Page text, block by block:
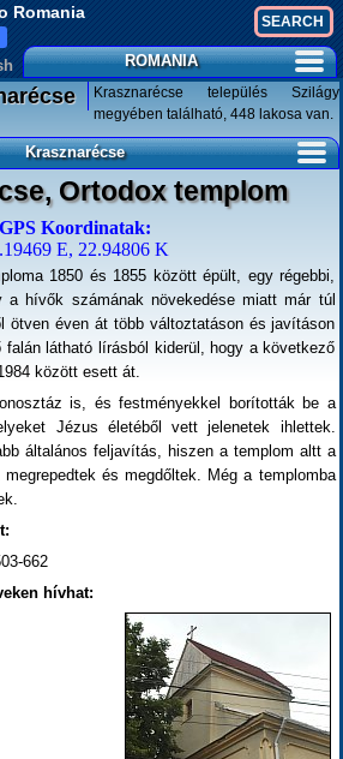
Romania
ROMANIA
Krasznarécse település Szilágy
megyében található, 448 lakosa van.
Krasznarécse
Ortodox templom
GPS Koordinatak:
E, 22.94806 K
1850 és 1855 között épült, egy régebbi,
a hívők számának növekedése miatt már túl
ötven éven át több változtatáson és javításon
látható lírásból kiderül, hogy a következő
között esett át.
is, és festményekkel borították be a
Jézus életéből vett jelenetek ihlettek.
általános feljavítás, hiszen a templom altt a
és megdőltek. Még a templomba
662
hívhat: